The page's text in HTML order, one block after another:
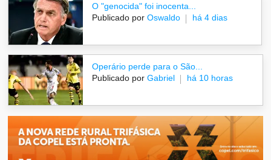
O "genocida" foi inocenta...
Publicado por Oswaldo há 4 dias
Operário perde para o São...
Publicado por Gabriel há 10 horas